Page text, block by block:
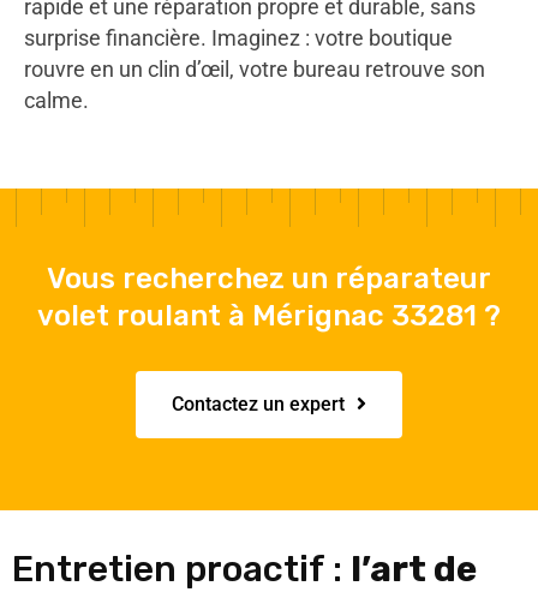
rapide et une réparation propre et durable, sans
surprise financière. Imaginez : votre boutique
rouvre en un clin d’œil, votre bureau retrouve son
calme.
Vous recherchez un réparateur
volet roulant à Mérignac 33281 ?
Contactez un expert
Entretien proactif : l’art de